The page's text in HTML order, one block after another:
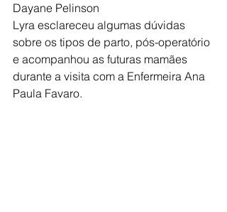
Dayane Pelinson
Lyra esclareceu algumas dúvidas
sobre os tipos de parto, pós-operatório
e acompanhou as futuras mamães
durante a visita com a Enfermeira Ana
Paula Favaro.